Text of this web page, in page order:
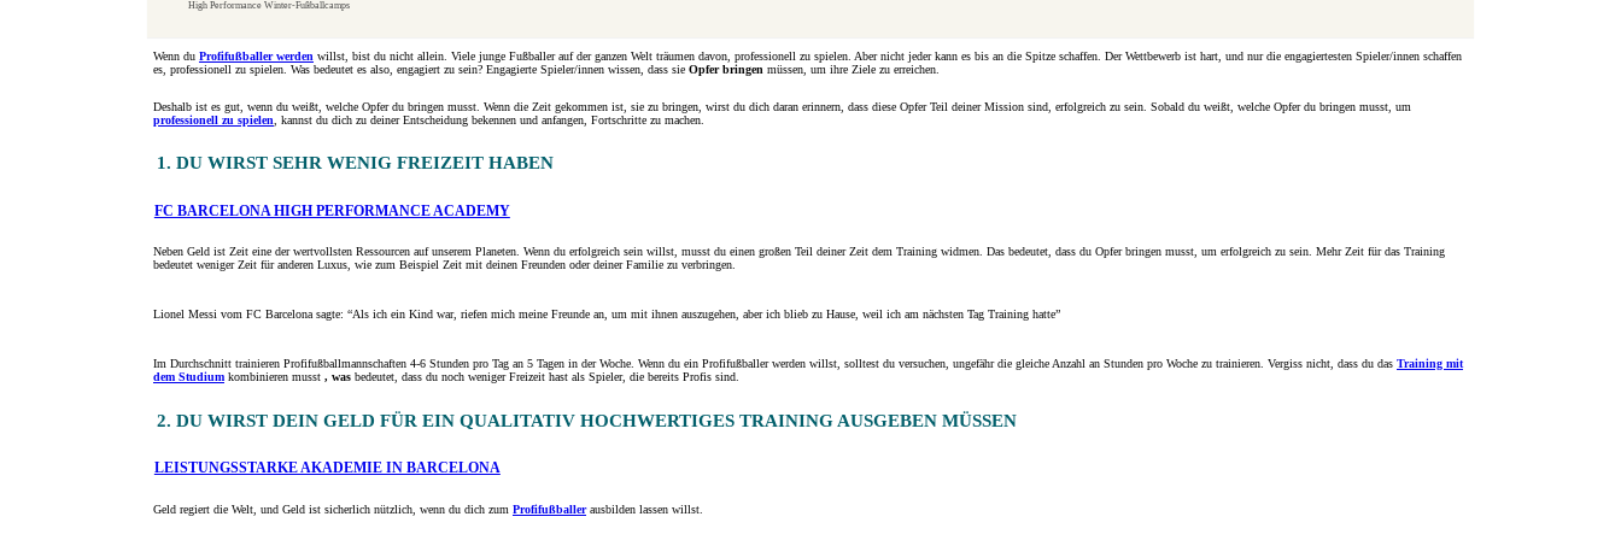
High Performance Winter-Fußballcamps
Wenn du Profifußballer werden willst, bist du nicht allein. Viele junge Fußballer auf der ganzen Welt träumen davon, professionell zu spielen. Aber nicht jeder kann es bis an die Spitze schaffen. Der Wettbewerb ist hart, und nur die engagiertesten Spieler/innen schaffen
es, professionell zu spielen. Was bedeutet es also, engagiert zu sein? Engagierte Spieler/innen wissen, dass sie Opfer bringen müssen, um ihre Ziele zu erreichen.
Deshalb ist es gut, wenn du weißt, welche Opfer du bringen musst. Wenn die Zeit gekommen ist, sie zu bringen, wirst du dich daran erinnern, dass diese Opfer Teil deiner Mission sind, erfolgreich zu sein. Sobald du weißt, welche Opfer du bringen musst, um
professionell zu spielen , kannst du dich zu deiner Entscheidung bekennen und anfangen, Fortschritte zu machen.
1. DU WIRST SEHR WENIG FREIZEIT HABEN
FC BARCELONA HIGH PERFORMANCE ACADEMY
Neben Geld ist Zeit eine der wertvollsten Ressourcen auf unserem Planeten. Wenn du erfolgreich sein willst, musst du einen großen Teil deiner Zeit dem Training widmen. Das bedeutet, dass du Opfer bringen musst, um erfolgreich zu sein. Mehr Zeit für das Training
bedeutet weniger Zeit für anderen Luxus, wie zum Beispiel Zeit mit deinen Freunden oder deiner Familie zu verbringen.
Lionel Messi vom FC Barcelona sagte: “Als ich ein Kind war, riefen mich meine Freunde an, um mit ihnen auszugehen, aber ich blieb zu Hause, weil ich am nächsten Tag Training hatte”
Im Durchschnitt trainieren Profifußballmannschaften 4-6 Stunden pro Tag an 5 Tagen in der Woche. Wenn du ein Profifußballer werden willst, solltest du versuchen, ungefähr die gleiche Anzahl an Stunden pro Woche zu trainieren. Vergiss nicht, dass du das Training mit
dem Studium kombinieren musst , was bedeutet, dass du noch weniger Freizeit hast als Spieler, die bereits Profis sind.
2. DU WIRST DEIN GELD FÜR EIN QUALITATIV HOCHWERTIGES TRAINING AUSGEBEN MÜSSEN
LEISTUNGSSTARKE AKADEMIE IN BARCELONA
Geld regiert die Welt, und Geld ist sicherlich nützlich, wenn du dich zum Profifußballerausbilden lassen willst.